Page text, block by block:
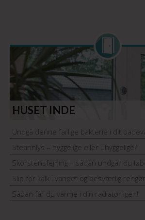
HUSET INDE
Undgå denne farlige bakterie i dit
Stearinlys – hyggelige eller uhyggelige?
Skorstensfejning – sådan undgår du
Slip for kalk i vandet og besværlig
Sådan får du varme i din radiator igen!